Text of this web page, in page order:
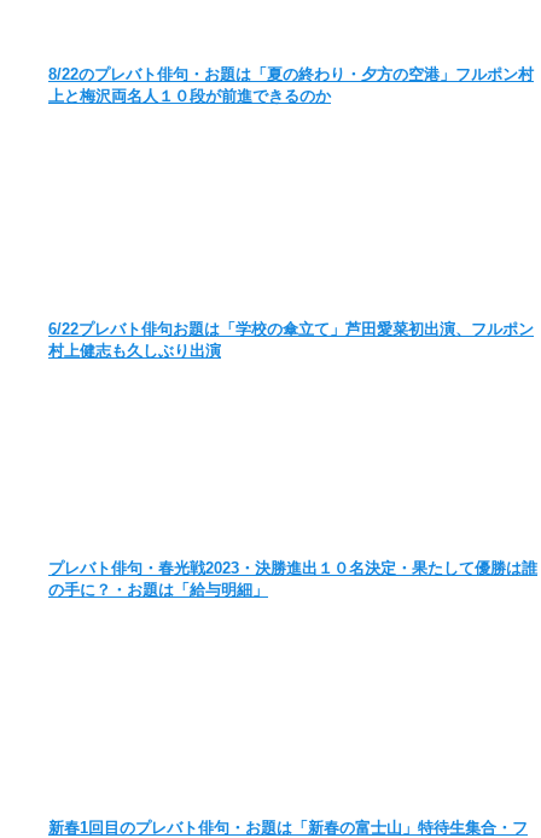
8/22のプレバト俳句・お題は「夏の終わり・夕方の空港」フルポン村
上と梅沢両名人１０段が前進できるのか
6/22プレバト俳句お題は「学校の傘立て」芦田愛菜初出演、フルポン
村上健志も久しぶり出演
プレバト俳句・春光戦2023・決勝進出１０名決定・果たして優勝は誰
の手に？・お題は「給与明細」
新春1回目のプレバト俳句・お題は「新春の富士山」特待生集合・フ